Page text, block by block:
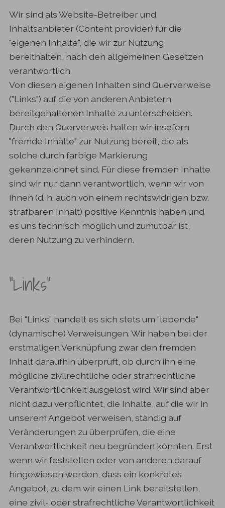
Wir sind als Website-Betreiber und
Inhaltsanbieter (Content provider) für die
"eigenen Inhalte", die wir zur Nutzung
bereithalten, nach den allgemeinen Gesetzen
verantwortlich.
Von diesen eigenen Inhalten sind Querverweise
("Links") auf die von anderen Anbietern
bereitgehaltenen Inhalte zu unterscheiden.
Durch den Querverweis halten wir insofern
"fremde Inhalte" zur Nutzung bereit, die als
solche durch farbige Markierung
gekennzeichnet sind. Für diese fremden Inhalte
sind wir nur dann verantwortlich, wenn wir von
ihnen (d. h. auch von einem rechtswidrigen bzw.
strafbaren Inhalt) positive Kenntnis haben und
es uns technisch möglich und zumutbar ist,
deren Nutzung zu verhindern.
"Links"
Bei "Links" handelt es sich stets um "lebende"
(dynamische) Verweisungen. Wir haben bei der
erstmaligen Verknüpfung zwar den fremden
Inhalt daraufhin überprüft, ob durch ihn eine
mögliche zivilrechtliche oder strafrechtliche
Verantwortlichkeit ausgelöst wird. Wir sind aber
nicht dazu verpflichtet, die Inhalte, auf die wir in
unserem Angebot verweisen, ständig auf
Veränderungen zu überprüfen, die eine
Verantwortlichkeit neu begründen könnten. Erst
wenn wir feststellen oder von anderen darauf
hingewiesen werden, dass ein konkretes
Angebot, zu dem wir einen Link bereitstellen,
eine zivil- oder strafrechtliche Verantwortlichkeit